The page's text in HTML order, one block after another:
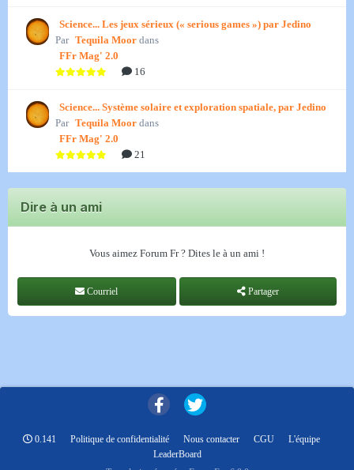
Science... Les jeux sérieux (« serious games ») par Jedino
Par Tequila Moor dans
FFr Mag' 2.0
16
Science... Système solaire et exploration spatiale, par Jedino
Par Tequila Moor dans
FFr Mag' 2.0
21
Dire à un ami
Vous aimez Forum Fr ? Dites le à un ami !
Courriel Partager
0.141 Politique de confidentialité Nous contacter CGU
L'équipe
LeaderBoard